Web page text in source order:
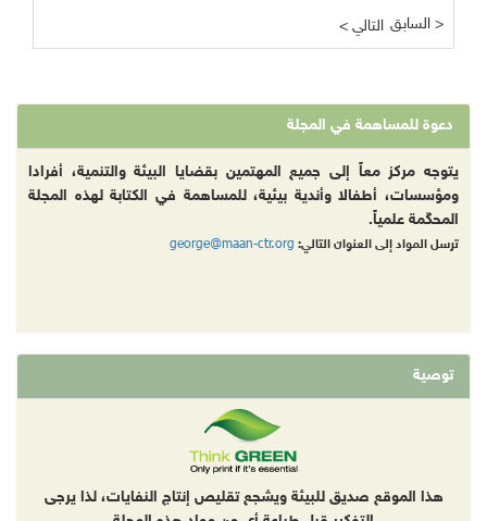
< التالي السابق >
دعوة للمساهمة في المجلة
يتوجه مركز معاً إلى جميع المهتمين بقضايا البيئة والتنمية، أفرادا
ومؤسسات، أطفالا وأندية بيئية، للمساهمة في الكتابة لهذه المجلة
المحكّمة علمياً.
ترسل المواد إلى العنوان التالي: george@maan-ctr.org
توصية
هذا الموقع صديق للبيئة ويشجع تقليص إنتاج النفايات، لذا يرجى